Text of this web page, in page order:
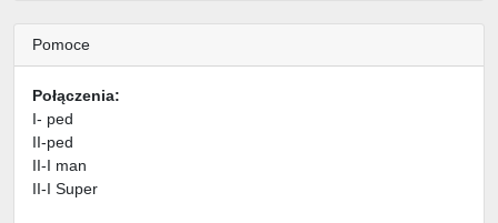
Pomoce
Połączenia:
I- ped
II-ped
II-I man
II-I Super